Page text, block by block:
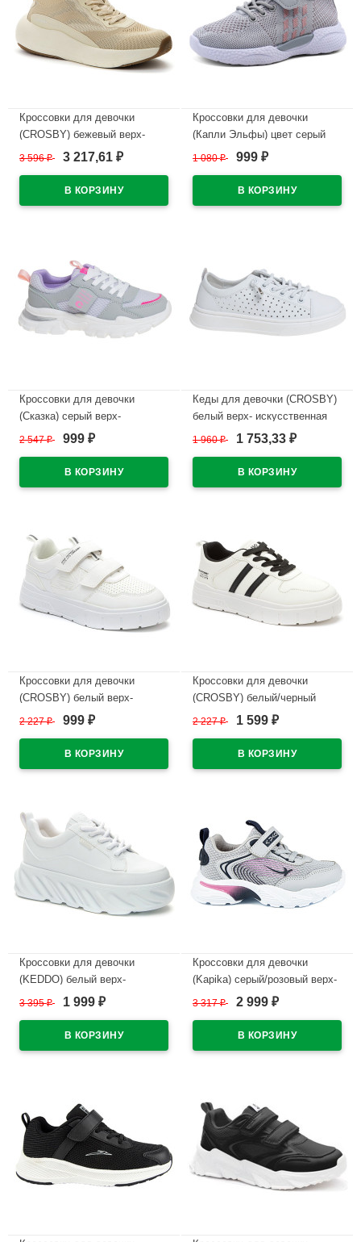
Кроссовки для девочки
(CROSBY) бежевый верх-
сетка/искусственная
текстиль артикул 447167/01-
04
3 596₽ 3 217,61 ₽
Кроссовки для девочки
(Капли Эльфы) цвет серый
верх-текстиль подкладка-
1 080₽ 999 ₽
Кроссовки для девочки
(Сказка) серый верх-
искуственная кожа
R072974881GR
2 547₽ 999 ₽
Кеды для девочки (CROSBY)
белый верх- искусственная
кожа подкладка-текстиль
R577884102W
1 960₽ 1 753,33 ₽
Кроссовки для девочки
(CROSBY) белый верх-
искусственная кожа/сетка
арт.248039/02-02
2 227₽ 999 ₽
Кроссовки для девочки
(CROSBY) белый/черный
верх-искусственная кожа/
арт.248039/04-01
2 227₽ 1 599 ₽
Кроссовки для девочки
(KEDDO) белый верх-
искусственная кожа
547173/02-05
3 395₽ 1 999 ₽
Кроссовки для девочки
(Kapika) серый/розовый верх-
искусственная кожа/текстиль
размерный ряд 31-35 артикул
731148-3
3 317₽ 2 999 ₽